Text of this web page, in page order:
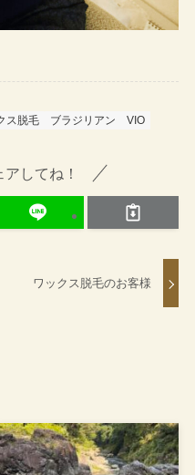
ス脱毛 ブラジリアン VIO
してね！
ワックス脱毛のお客様